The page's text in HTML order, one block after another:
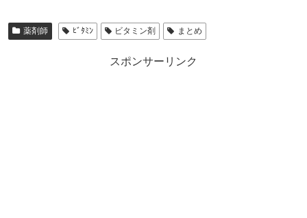
薬剤師 ﾋﾞﾀﾐﾝ ビタミン剤 まとめ
スポンサーリンク